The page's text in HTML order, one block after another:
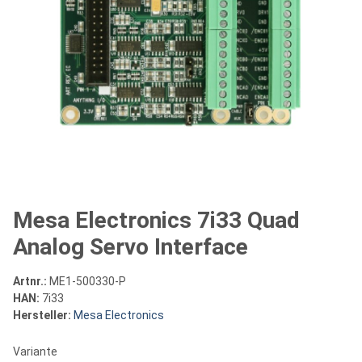
Mesa Electronics 7i33 Quad
Analog Servo Interface
Artnr.: ME1-500330-P
HAN: 7i33
Hersteller: Mesa Electronics
Variante